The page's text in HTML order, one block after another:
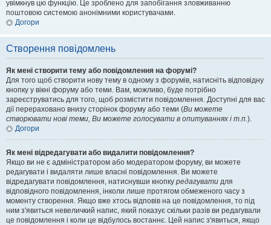
увімкнув цю функцію. Це зроблено для запобігання зловживанню
поштовою системою анонімними користувачами.
Догори
Створення повідомлень
Як мені створити тему або повідомлення на форумі?
Для того щоб створити нову тему в одному з форумів, натисніть відповідну
кнопку у вікні форуму або теми. Вам, можливо, буде потрібно
зареєструватись для того, щоб розмістити повідомлення. Доступні для вас
дії перераховано внизу сторінок форуму або теми (Ви можете
створювати нові теми, Ви можете голосувати в опитуваннях і т.п.).
Догори
Як мені відредагувати або видалити повідомлення?
Якщо ви не є адміністратором або модератором форуму, ви можете
редагувати і видаляти лише власні повідомлення. Ви можете
відредагувати повідомлення, натиснувши кнопку редагувати для
відповідного повідомлення, інколи лише протягом обмеженого часу з
моменту створення. Якщо вже хтось відповів на це повідомлення, то під
ним з'явиться невеличкий напис, який показує скільки разів ви редагували
це повідомлення і коли це відбулось востаннє. Цей напис з'явиться, якщо